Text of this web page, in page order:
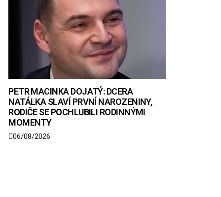
PETR MACINKA DOJATÝ: DCERA
NATÁLKA SLAVÍ PRVNÍ NAROZENINY,
RODIČE SE POCHLUBILI RODINNÝMI
MOMENTY
06/08/2026